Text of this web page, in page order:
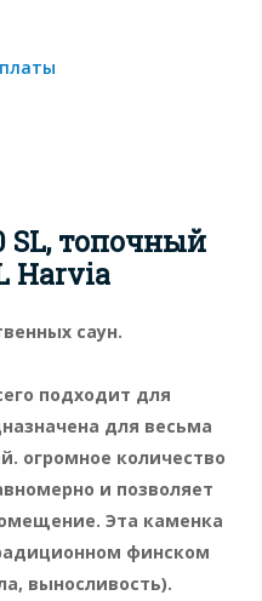
SL, топочный
Harvia
саун.
подходит для
для весьма
огромное количество
и позволяет
Эта каменка
финском
выносливость).